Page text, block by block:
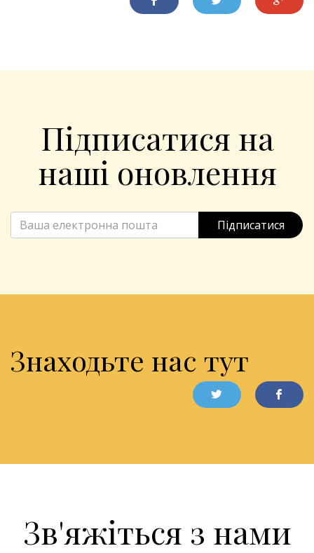
Підписатися на
наші оновлення
Підписатися
Знаходьте нас тут
Зв'яжіться з нами